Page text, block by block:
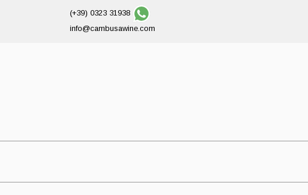
(+39) 0323 31938
info@cambusawine.com